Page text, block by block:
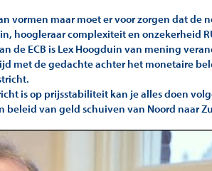
vormen maar moet er voor zorgen dat de
hoogleraar complexiteit en onzekerheid
de ECB is Lex Hoogduin van mening
met de gedachte achter het monetaire
is op prijsstabiliteit kan je alles doen
beleid van geld schuiven van Noord naar